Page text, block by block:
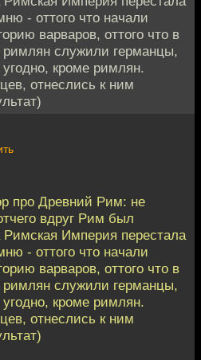
- оттого что начали
варваров, оттого что в
служили германцы,
кроме римлян.
отнеслись к ним
про Древний Рим: не
вдруг Рим был
Римская Империя перестала
- оттого что начали
варваров, оттого что в
служили германцы,
кроме римлян.
отнеслись к ним